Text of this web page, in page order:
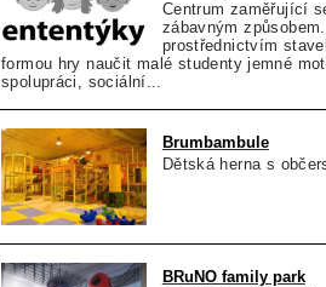
Centrum zaměřující
zábavným
prostřednictvím
formou hry naučit malé studenty jemné
spolupráci, sociální...
Brumbambule
Dětská herna s
BRuNO family park